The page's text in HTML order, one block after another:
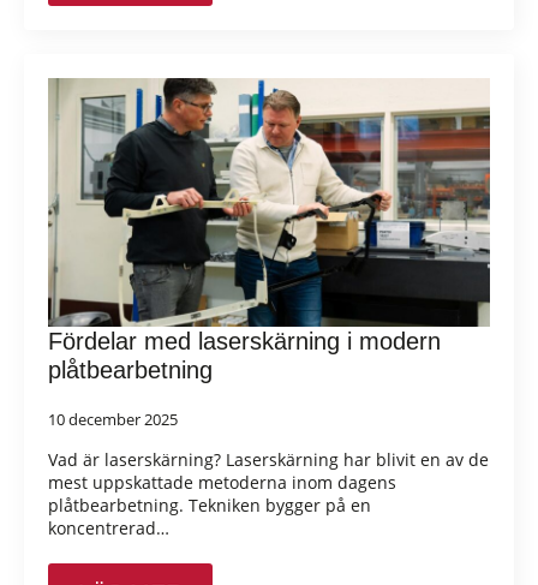
Fördelar med laserskärning i modern
plåtbearbetning
10 december 2025
Vad är laserskärning? Laserskärning har blivit en av de
mest uppskattade metoderna inom dagens
plåtbearbetning. Tekniken bygger på en
koncentrerad…